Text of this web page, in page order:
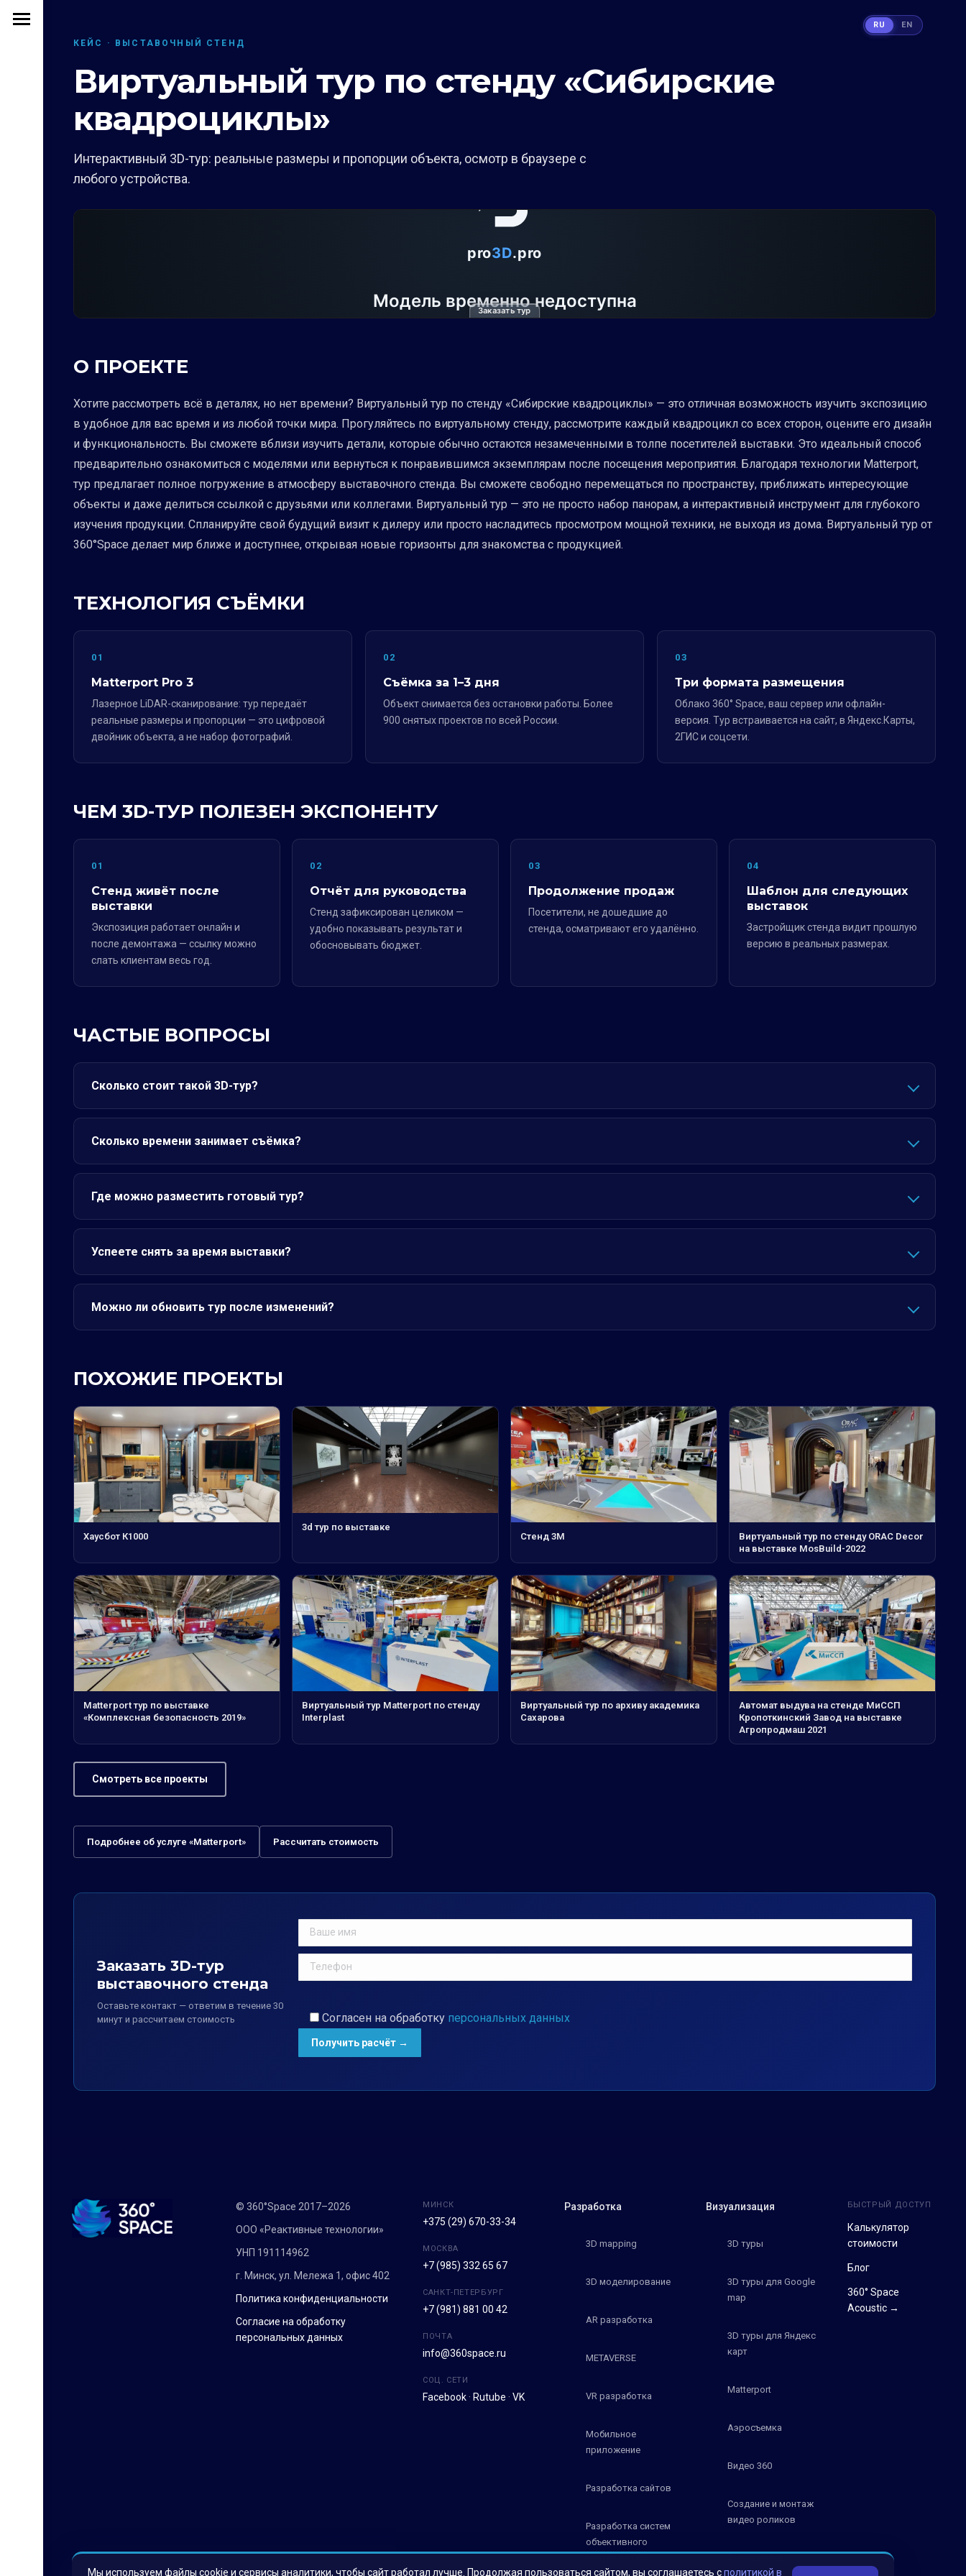
КЕЙС · ВЫСТАВОЧНЫЙ СТЕНД
Виртуальный тур по стенду «Сибирские
квадроциклы»
Интерактивный 3D-тур: реальные размеры и пропорции объекта, осмотр в браузере с
любого устройства.
Заказать тур
О ПРОЕКТЕ
Хотите рассмотреть всё в деталях, но нет времени? Виртуальный тур по стенду «Сибирские квадроциклы» — это отличная возможность изучить экспозицию
в удобное для вас время и из любой точки мира. Прогуляйтесь по виртуальному стенду, рассмотрите каждый квадроцикл со всех сторон, оцените его дизайн
и функциональность. Вы сможете вблизи изучить детали, которые обычно остаются незамеченными в толпе посетителей выставки. Это идеальный способ
предварительно ознакомиться с моделями или вернуться к понравившимся экземплярам после посещения мероприятия. Благодаря технологии Matterport,
тур предлагает полное погружение в атмосферу выставочного стенда. Вы сможете свободно перемещаться по пространству, приближать интересующие
объекты и даже делиться ссылкой с друзьями или коллегами. Виртуальный тур — это не просто набор панорам, а интерактивный инструмент для глубокого
изучения продукции. Спланируйте свой будущий визит к дилеру или просто насладитесь просмотром мощной техники, не выходя из дома. Виртуальный тур от
360°Space делает мир ближе и доступнее, открывая новые горизонты для знакомства с продукцией.
ТЕХНОЛОГИЯ СЪЁМКИ
01
Matterport Pro 3
Лазерное LiDAR-сканирование: тур передаёт
реальные размеры и пропорции — это цифровой
двойник объекта, а не набор фотографий.
02
Съёмка за 1–3 дня
Объект снимается без остановки работы. Более
900 снятых проектов по всей России.
03
Три формата размещения
Облако 360° Space, ваш сервер или офлайн-
версия. Тур встраивается на сайт, в Яндекс.Карты,
2ГИС и соцсети.
ЧЕМ 3D-ТУР ПОЛЕЗЕН ЭКСПОНЕНТУ
01
Стенд живёт после
выставки
Экспозиция работает онлайн и
после демонтажа — ссылку можно
слать клиентам весь год.
02
Отчёт для руководства
Стенд зафиксирован целиком —
удобно показывать результат и
обосновывать бюджет.
03
Продолжение продаж
Посетители, не дошедшие до
стенда, осматривают его удалённо.
04
Шаблон для следующих
выставок
Застройщик стенда видит прошлую
версию в реальных размерах.
ЧАСТЫЕ ВОПРОСЫ
Сколько стоит такой 3D-тур?
Сколько времени занимает съёмка?
Где можно разместить готовый тур?
Успеете снять за время выставки?
Можно ли обновить тур после изменений?
ПОХОЖИЕ ПРОЕКТЫ
Хаусбот К1000
3d тур по выставке
Стенд 3М
Виртуальный тур по стенду ORAC Decor
на выставке MosBuild-2022
Matterport тур по выставке
«Комплексная безопасность 2019»
Виртуальный тур Matterport по стенду
Interplast
Виртуальный тур по архиву академика
Сахарова
Автомат выдува на стенде МиССП
Кропоткинский Завод на выставке
Агропродмаш 2021
Смотреть все проекты
Подробнее об услуге «Matterport» Рассчитать стоимость
Заказать 3D-тур
выставочного стенда
Оставьте контакт — ответим в течение 30
минут и рассчитаем стоимость
Согласен на обработку персональных данных
© 360°Space 2017–2026
ООО «Реактивные технологии»
УНП 191114962
г. Минск, ул. Мележа 1, офис 402
Политика конфиденциальности
Согласие на обработку
персональных данных
МИНСК
+375 (29) 670-33-34
МОСКВА
+7 (985) 332 65 67
САНКТ-ПЕТЕРБУРГ
+7 (981) 881 00 42
ПОЧТА
info@360space.ru
СОЦ. СЕТИ
Facebook· Rutube · VK
Разработка
3D mapping
3D моделирование
AR разработка
METAVERSE
VR разработка
Мобильное
приложение
Разработка сайтов
Разработка систем
объективного
Визуализация
3D туры
3D туры для Google
map
3D туры для Яндекс
карт
Matterport
Аэросъемка
Видео 360
Создание и монтаж
видео роликов
БЫСТРЫЙ ДОСТУП
Калькулятор
стоимости
Блог
360° Space
Acoustic →
Мы используем файлы cookie и сервисы аналитики, чтобы сайт работал лучше. Продолжая пользоваться сайтом, вы соглашаетесь сполитикой в
RU EN